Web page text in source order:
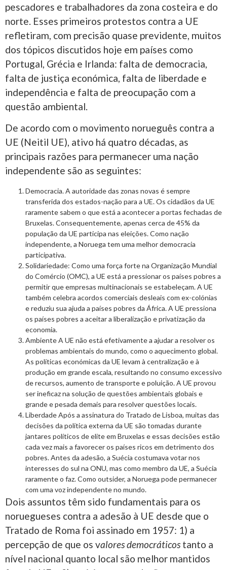
pescadores e trabalhadores da zona costeira e do
norte. Esses primeiros protestos contra a UE
refletiram, com precisão quase previdente, muitos
dos tópicos discutidos hoje em países como
Portugal, Grécia e Irlanda: falta de democracia,
falta de justiça económica, falta de liberdade e
independência e falta de preocupação com a
questão ambiental.
De acordo com o movimento norueguês contra a
UE (Neitil UE), ativo há quatro décadas, as
principais razões para permanecer uma nação
independente são as seguintes:
Democracia. A autoridade das zonas novas é sempre
transferida dos estados-nação para a UE. Os cidadãos da UE
raramente sabem o que está a acontecer a portas fechadas de
Bruxelas. Consequentemente, apenas cerca de 45% da
população da UE participa nas eleições. Como nação
independente, a Noruega tem uma melhor democracia
participativa.
Solidariedade: Como uma força forte na Organização Mundial
do Comércio (OMC), a UE está a pressionar os países pobres a
permitir que empresas multinacionais se estabeleçam. A UE
também celebra acordos comerciais desleais com ex-colónias
e reduziu sua ajuda a países pobres da África. A UE pressiona
os países pobres a aceitar a liberalização e privatização da
economia.
Ambiente A UE não está efetivamente a ajudar a resolver os
problemas ambientais do mundo, como o aquecimento global.
As políticas económicas da UE levam à centralização e à
produção em grande escala, resultando no consumo excessivo
de recursos, aumento de transporte e poluição. A UE provou
ser ineficaz na solução de questões ambientais globais e
grande e pesada demais para resolver questões locais.
Liberdade Após a assinatura do Tratado de Lisboa, muitas das
decisões da política externa da UE são tomadas durante
jantares políticos de elite em Bruxelas e essas decisões estão
cada vez mais a favorecer os países ricos em detrimento dos
pobres. Antes da adesão, a Suécia costumava votar nos
interesses do sul na ONU, mas como membro da UE, a Suécia
raramente o faz. Como outsider, a Noruega pode permanecer
com uma voz independente no mundo.
Dois assuntos têm sido fundamentais para os
noruegueses contra a adesão à UE desde que o
Tratado de Roma foi assinado em 1957: 1) a
percepção de que os valores democráticostanto a
nível nacional quanto local são melhor mantidos